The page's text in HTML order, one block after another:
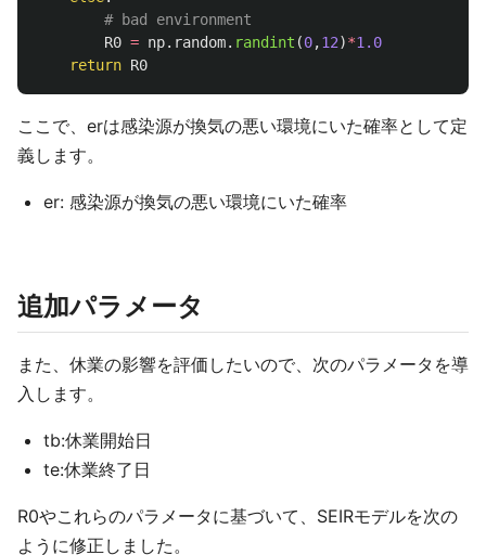
R0 = np. random. randint (0,12)*1.0
return R0
ここで、erは感染源が換気の悪い環境にいた確率として定
義します。
er: 感染源が換気の悪い環境にいた確率
追加パラメータ
また、休業の影響を評価したいので、次のパラメータを導
入します。
tb:休業開始日
te:休業終了日
R0やこれらのパラメータに基づいて、SEIRモデルを次の
ように修正しました。